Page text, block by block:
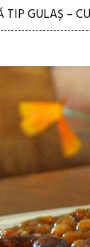
TIP GULAȘ –